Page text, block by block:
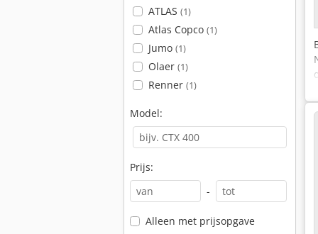
ATLAS (1)
Atlas Copco (1)
Jumo (1)
Olaer (1)
Renner (1)
Model:
Prijs:
-
Alleen met prijsopgave